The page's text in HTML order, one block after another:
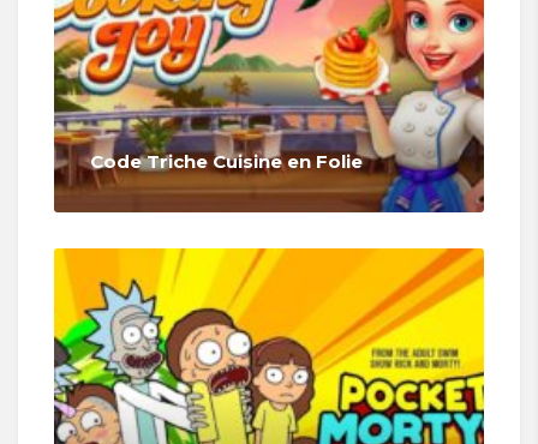
Code Triche Cuisine en Folie